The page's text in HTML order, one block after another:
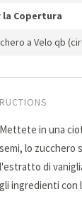
la Copertura
a Velo qb
Mettete in una
semi, lo zucchero
l'estratto di
gli ingredienti con